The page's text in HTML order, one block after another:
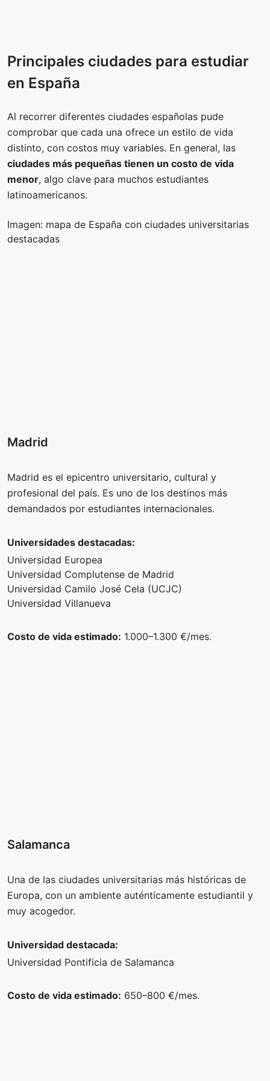
Principales ciudades para estudiar
en España
Al recorrer diferentes ciudades españolas pude
comprobar que cada una ofrece un estilo de vida
distinto, con costos muy variables. En general, las
ciudades más pequeñas tienen un costo de vida
menor, algo clave para muchos estudiantes
latinoamericanos.
Imagen: mapa de España con ciudades universitarias
destacadas
Madrid
Madrid es el epicentro universitario, cultural y
profesional del país. Es uno de los destinos más
demandados por estudiantes internacionales.
Universidades destacadas:
Universidad Europea
Universidad Complutense de Madrid
Universidad Camilo José Cela (UCJC)
Universidad Villanueva
Costo de vida estimado: 1.000–1.300 €/mes.
Salamanca
Una de las ciudades universitarias más históricas de
Europa, con un ambiente auténticamente estudiantil y
muy acogedor.
Universidad destacada:
Universidad Pontificia de Salamanca
Costo de vida estimado: 650–800 €/mes.